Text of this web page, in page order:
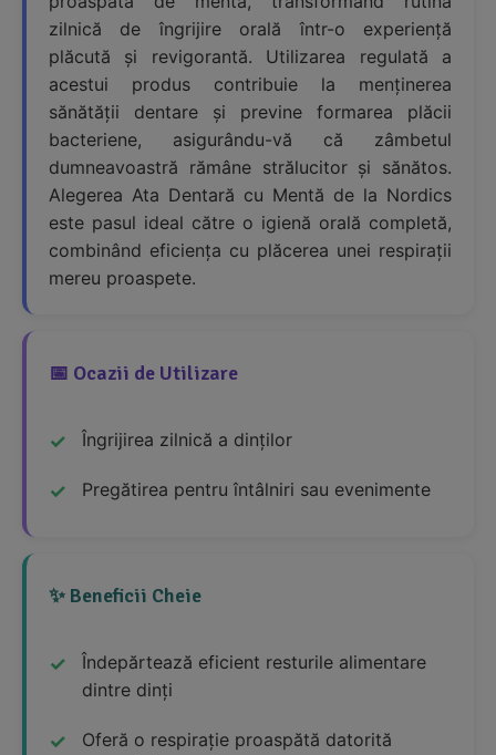
zilnică de îngrijire orală într-o experiență
plăcută și revigorantă. Utilizarea regulată a
acestui produs contribuie la menținerea
sănătății dentare și previne formarea plăcii
bacteriene, asigurându-vă că zâmbetul
dumneavoastră rămâne strălucitor și sănătos.
Alegerea Ata Dentară cu Mentă de la Nordics
este pasul ideal către o igienă orală completă,
combinând eficiența cu plăcerea unei respirații
mereu proaspete.
📅 Ocazii de Utilizare
Îngrijirea zilnică a dinților
Pregătirea pentru întâlniri sau evenimente
✨ Beneficii Cheie
Îndepărtează eficient resturile alimentare
dintre dinți
Oferă o respirație proaspătă datorită